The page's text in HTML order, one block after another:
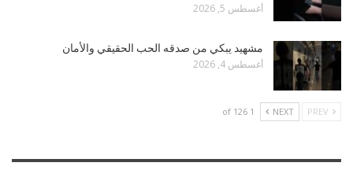
أغسطس 5, 2026
مشهيد يبكي من صدقه الحب الحقيقي والأمان
أغسطس 4, 2026
NEXT
1 of 126